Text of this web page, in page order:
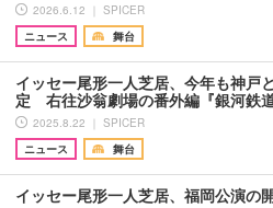
2026.6.12 ｜ SPICER
ニュース
舞台
イッセー尾形一人芝居、今年も神戸
定 右往沙翁劇場の番外編『銀河鉄
2025.8.22 ｜ SPICER
ニュース
舞台
イッセー尾形一人芝居、福岡公演の